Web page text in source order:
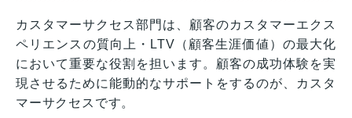
カスタマーサクセス部門は、顧客のカスタマーエクス
ペリエンスの質向上・LTV（顧客生涯価値）の最大化
において重要な役割を担います。顧客の成功体験を実
現させるために能動的なサポートをするのが、カスタ
マーサクセスです。